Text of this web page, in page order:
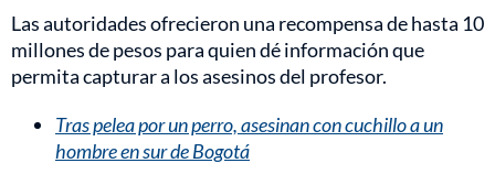
Las autoridades ofrecieron una recompensa de hasta 10
millones de pesos para quien dé información que
permita capturar a los asesinos del profesor.
Tras pelea por un perro, asesinan con cuchillo a un
hombre en sur de Bogotá